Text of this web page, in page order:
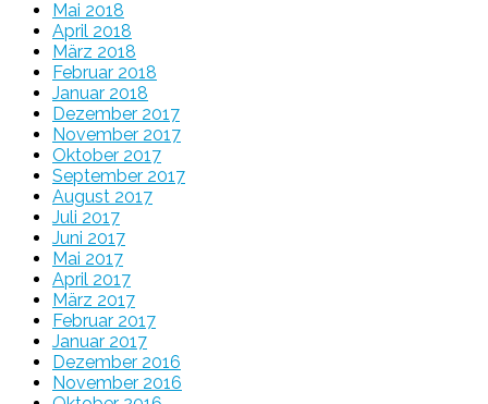
Mai 2018
April 2018
März 2018
Februar 2018
Januar 2018
Dezember 2017
November 2017
Oktober 2017
September 2017
August 2017
Juli 2017
Juni 2017
Mai 2017
April 2017
März 2017
Februar 2017
Januar 2017
Dezember 2016
November 2016